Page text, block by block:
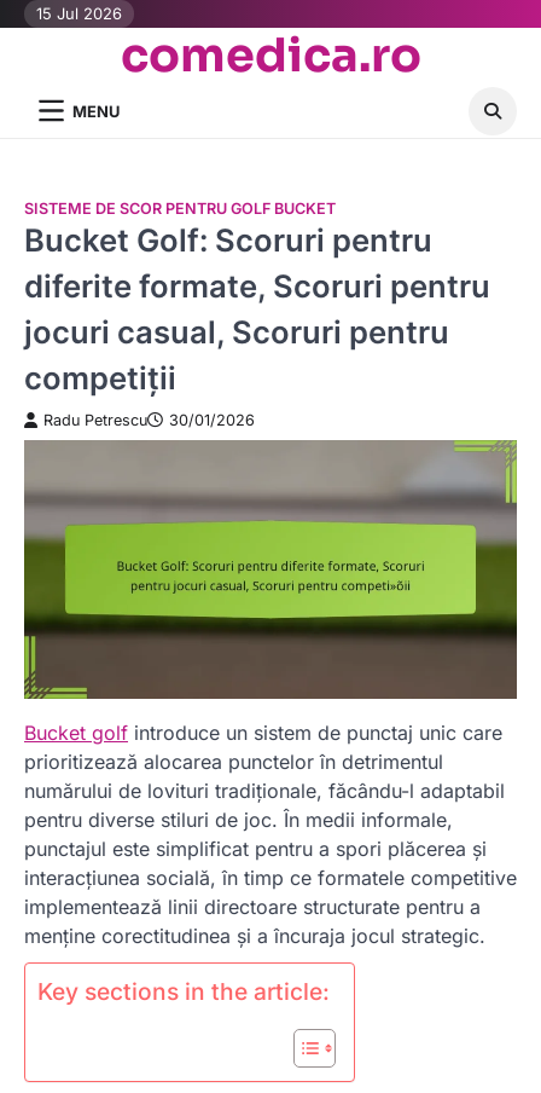
Skip15 Jul 2026
comedica.ro
MENU
SISTEME DE SCOR PENTRU GOLF BUCKET
Bucket Golf: Scoruri pentru
diferite formate, Scoruri pentru
jocuri casual, Scoruri pentru
competiții
Radu Petrescu 30/01/2026
Bucket golf introduce un sistem de punctaj unic care
prioritizează alocarea punctelor în detrimentul
numărului de lovituri tradiționale, făcându-l adaptabil
pentru diverse stiluri de joc. În medii informale,
punctajul este simplificat pentru a spori plăcerea și
interacțiunea socială, în timp ce formatele competitive
implementează linii directoare structurate pentru a
menține corectitudinea și a încuraja jocul strategic.
Key sections in the article: